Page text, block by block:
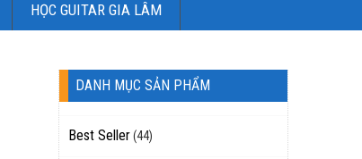
HỌC GUITAR GIA LÂM
DANH MỤC SẢN PHẨM
Best Seller(44)